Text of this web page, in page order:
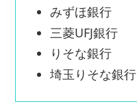
みずほ銀行
三菱UFJ銀行
りそな銀行
埼玉りそな銀行